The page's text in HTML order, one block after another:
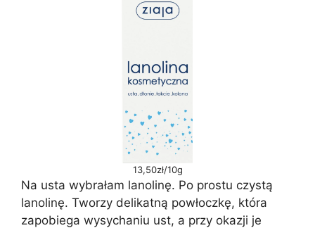
13,50zł/10g
Na usta wybrałam lanolinę. Po prostu czystą
lanolinę. Tworzy delikatną powłoczkę, która
zapobiega wysychaniu ust, a przy okazji je